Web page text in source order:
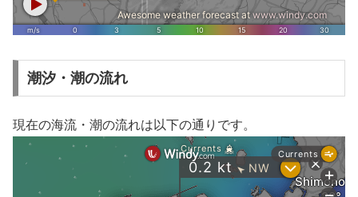
潮汐・潮の流れ
現在の海流・潮の流れは以下の通りです。